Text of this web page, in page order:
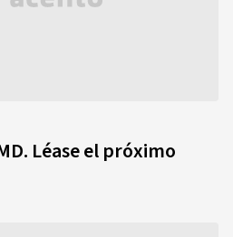
Léase el próximo